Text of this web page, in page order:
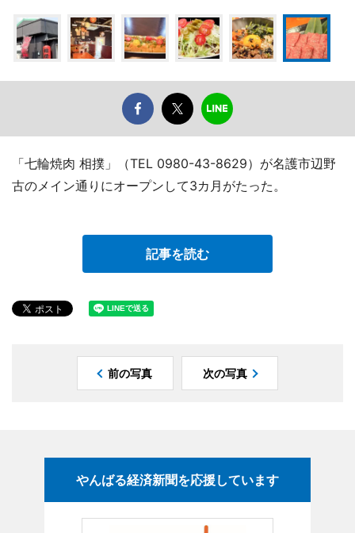
「七輪焼肉 相撲」（TEL 0980-43-8629）が名護市辺野
古のメイン通りにオープンして3カ月がたった。
記事を読む
前の写真 次の写真
やんばる経済新聞を応援しています